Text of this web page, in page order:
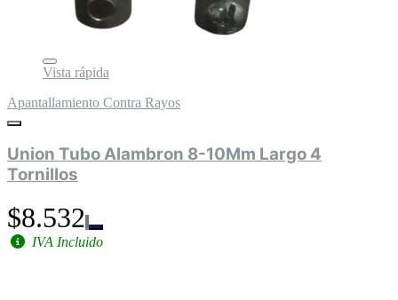
Vista rápida
Apantallamiento Contra Rayos
Union Tubo Alambron 8-10Mm Largo 4
Tornillos
$8.532
IVA Incluido